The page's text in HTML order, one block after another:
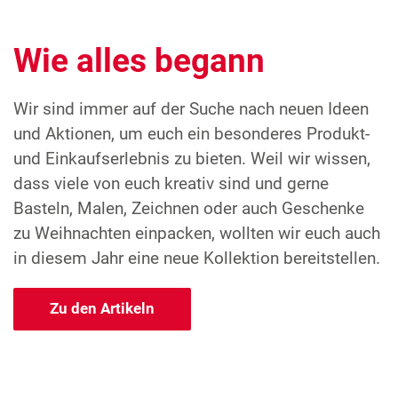
Designed by Simone Abelmann
Wie alles begann
Wir sind immer auf der Suche nach neuen Ideen
und Aktionen, um euch ein besonderes Produkt-
und Einkaufserlebnis zu bieten. Weil wir wissen,
dass viele von euch kreativ sind und gerne
Basteln, Malen, Zeichnen oder auch Geschenke
zu Weihnachten einpacken, wollten wir euch auch
in diesem Jahr eine neue Kollektion bereitstellen.
Zu den Artikeln